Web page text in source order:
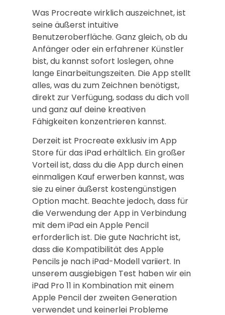
Was Procreate wirklich auszeichnet, ist
seine äußerst intuitive
Benutzeroberfläche. Ganz gleich, ob du
Anfänger oder ein erfahrener Künstler
bist, du kannst sofort loslegen, ohne
lange Einarbeitungszeiten. Die App stellt
alles, was du zum Zeichnen benötigst,
direkt zur Verfügung, sodass du dich voll
und ganz auf deine kreativen
Fähigkeiten konzentrieren kannst.
Derzeit ist Procreate exklusiv im App
Store für das iPad erhältlich. Ein großer
Vorteil ist, dass du die App durch einen
einmaligen Kauf erwerben kannst, was
sie zu einer äußerst kostengünstigen
Option macht. Beachte jedoch, dass für
die Verwendung der App in Verbindung
mit dem iPad ein Apple Pencil
erforderlich ist. Die gute Nachricht ist,
dass die Kompatibilität des Apple
Pencils je nach iPad-Modell variiert. In
unserem ausgiebigen Test haben wir ein
iPad Pro 11 in Kombination mit einem
Apple Pencil der zweiten Generation
verwendet und keinerlei Probleme